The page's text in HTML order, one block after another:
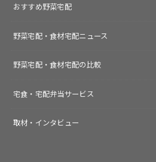
おすすめ野菜宅配
野菜宅配・食材宅配ニュース
野菜宅配・食材宅配の比較
宅食・宅配弁当サービス
取材・インタビュー